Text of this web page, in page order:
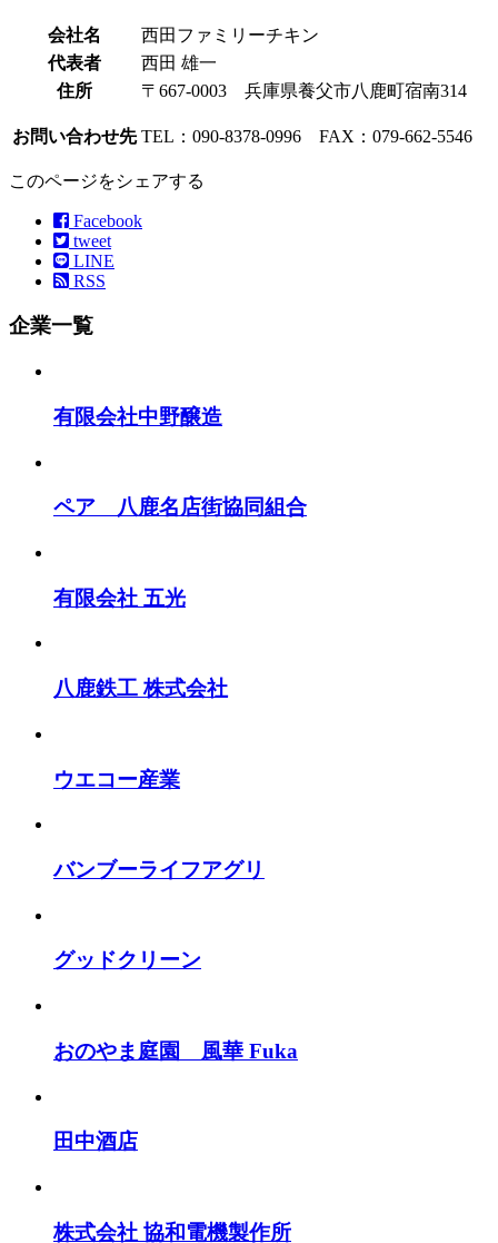
会社名
西田ファミリーチキン
代表者
西田 雄一
住所
〒667-0003 兵庫県養父市八鹿町宿南314
お問い合わせ先 TEL：090-8378-0996 FAX：079-662-5546
このページをシェアする
Facebook
tweet
LINE
RSS
企業一覧
有限会社中野醸造
ペア 八鹿名店街協同組合
有限会社 五光
八鹿鉄工 株式会社
ウエコー産業
バンブーライフアグリ
グッドクリーン
おのやま庭園 風華 Fuka
田中酒店
株式会社 協和電機製作所